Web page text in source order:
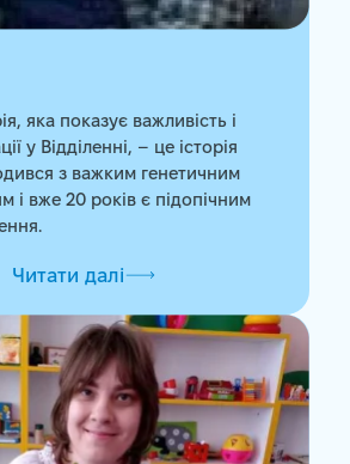
яка показує важливість і
у Відділенні, – це історія
з важким генетичним
і вже 20 років є підопічним
Читати далі